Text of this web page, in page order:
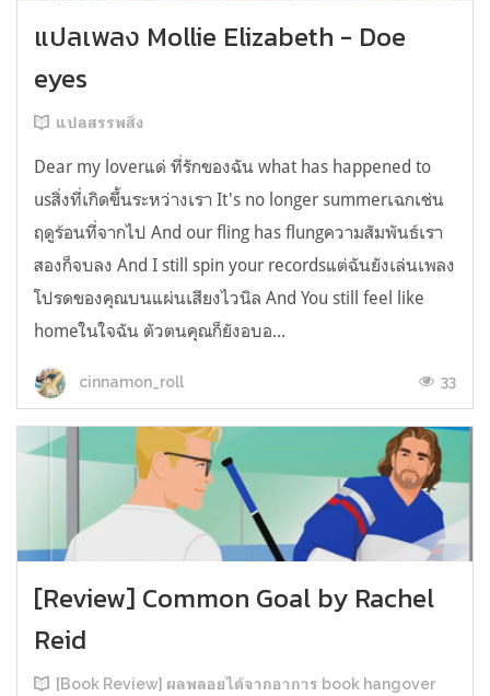
แปลเพลง Mollie Elizabeth - Doe
eyes
แปลสรรพสิ่ง
Dear my loverแด่ ที่รักของฉัน what has happened to
usสิ่งที่เกิดขึ้นระหว่างเรา It's no longer summerเฉกเช่น
ฤดูร้อนที่จากไป And our fling has flungความสัมพันธ์เรา
สองก็จบลง And I still spin your recordsแต่ฉันยังเล่นเพลง
โปรดของคุณบนแผ่นเสียงไวนิล And You still feel like
homeในใจฉัน ตัวตนคุณก็ยังอบอ...
cinnamon_roll 33
[Review] Common Goal by Rachel
Reid
[Book Review] ผลพลอยได้จากอาการ book hangover